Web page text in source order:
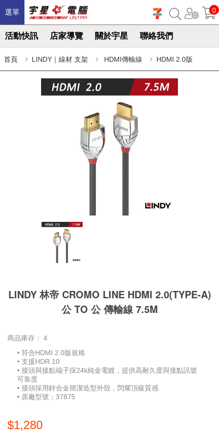
選單
活動快訊 店家導覽 關於宇星 聯絡我們
0
首頁 LINDY｜線材 支架 HDMI傳輸線 HDMI 2.0版
LINDY 林帝 CROMO LINE HDMI 2.0(TYPE-A)
公 TO 公 傳輸線 7.5M
商品庫存：
4
• 符合HDMI 2.0版規格
• 支援HDR 10
• 接頭與接點端子採24k純金電鍍，提供高耐久度與接點訊號
可靠度
• 接頭採用鋅合金簡潔造型外殼，閃耀頂級質感
• 原廠型號：37875
$1,280